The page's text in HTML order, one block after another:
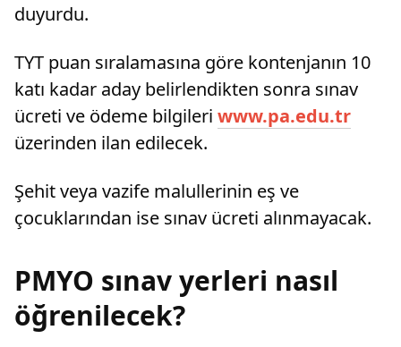
duyurdu.
TYT puan sıralamasına göre kontenjanın 10
katı kadar aday belirlendikten sonra sınav
ücreti ve ödeme bilgileri www.pa.edu.tr
üzerinden ilan edilecek.
Şehit veya vazife malullerinin eş ve
çocuklarından ise sınav ücreti alınmayacak.
PMYO sınav yerleri nasıl
öğrenilecek?